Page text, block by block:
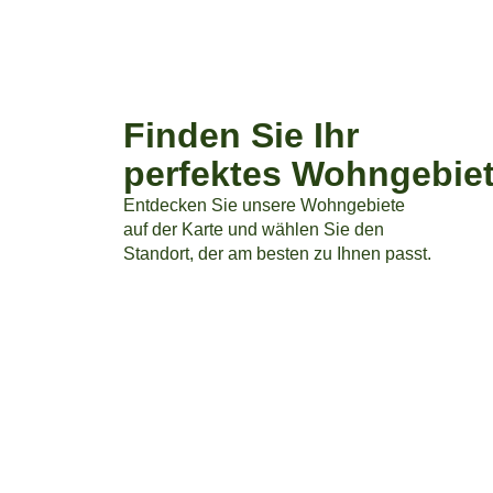
Finden Sie Ihr
perfektes
Entdecken Sie unsere Wohngebiete
auf der Karte und wählen Sie den
Standort, der am besten zu Ihnen passt.